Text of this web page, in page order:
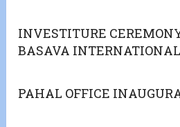
INVESTITURE
BASAVA INTERNATIONAL
PAHAL OFFICE